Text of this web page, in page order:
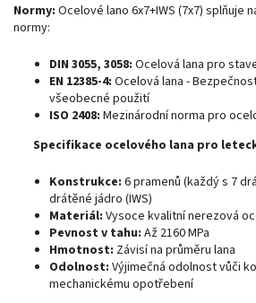
Normy: Ocelové lano 6x7+IWS (7x7) splňuje
normy:
DIN 3055, 3058: Ocelová lana pro
EN 12385-4: Ocelová lana -
všeobecné použití
ISO 2408: Mezinárodní norma pro
Specifikace ocelového lana pro
Konstrukce: 6 pramenů (každý s 7
drátěné jádro (IWS)
Materiál: Vysoce kvalitní nerezová
Pevnost v tahu: Až 2160 MPa
Hmotnost: Závisí na průměru lana
Odolnost: Výjimečná odolnost vůči
mechanickému opotřebení